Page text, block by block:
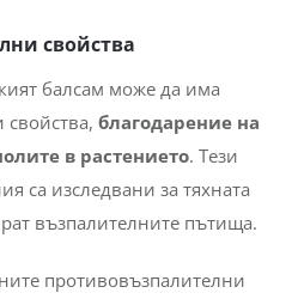
свойства
балсам може да има
благодарение на
в растението. Тези
са изследвани за тяхната
възпалителните пътища.
противовъзпалителни